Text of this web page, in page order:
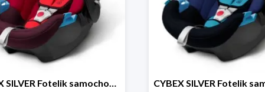
CYBEX SILVER Fotelik samochodowy